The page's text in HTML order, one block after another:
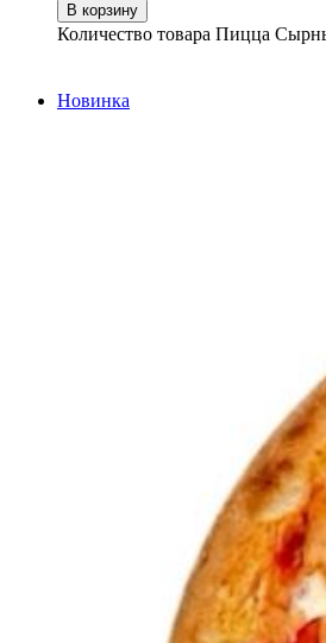
В корзину
Количество товара Пицца
Новинка